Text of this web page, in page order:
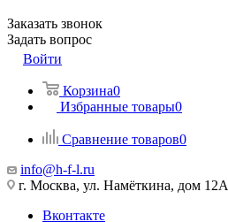
Заказать звонок
Задать вопрос
Войти
Корзина0
Избранные товары0
Сравнение товаров0
info@h-f-l.ru
г. Москва, ул. Намёткина, дом 12А
Вконтакте